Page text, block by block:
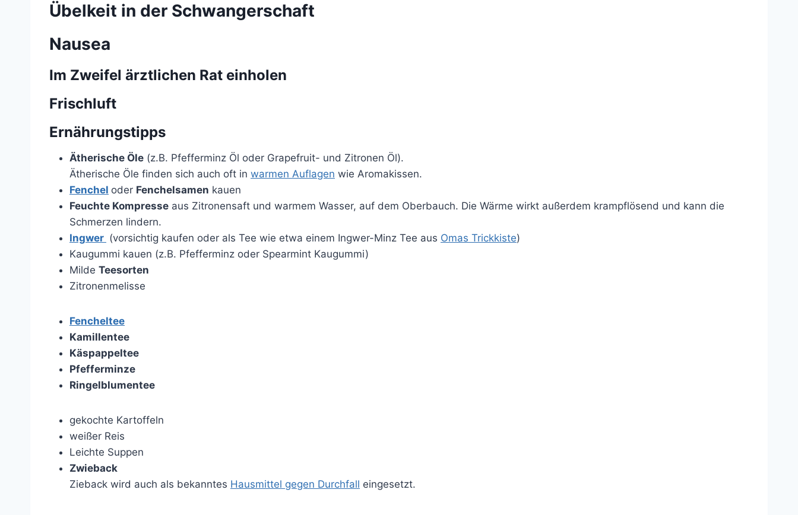
Übelkeit in der Schwangerschaft
Nausea
Im Zweifel ärztlichen Rat einholen
Frischluft
Ernährungstipps
Ätherische Öle (z.B. Pfefferminz Öl oder Grapefruit- und Zitronen Öl).
Ätherische Öle finden sich auch oft in warmen Auflagen wie Aromakissen.
Fenchel oder Fenchelsamen kauen
Feuchte Kompresse aus Zitronensaft und warmem Wasser, auf dem Oberbauch. Die Wärme wirkt außerdem krampflösend und kann die
Schmerzen lindern.
Ingwer (vorsichtig kaufen oder als Tee wie etwa einem Ingwer-Minz Tee aus Omas Trickkiste)
Kaugummi kauen (z.B. Pfefferminz oder Spearmint Kaugummi)
Milde Teesorten
Zitronenmelisse
Fencheltee
Kamillentee
Käspappeltee
Pfefferminze
Ringelblumentee
gekochte Kartoffeln
weißer Reis
Leichte Suppen
Zwieback
Zieback wird auch als bekanntes Hausmittel gegen Durchfall eingesetzt.